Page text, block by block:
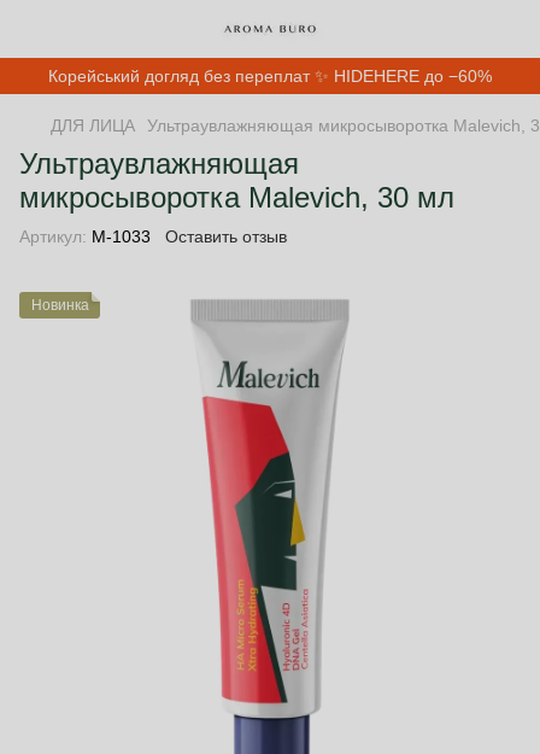
Корейський догляд без переплат ✨ HIDEHERE до −60%
ДЛЯ ЛИЦА Ультраувлажняющая микросыворотка Malevich,
Ультраувлажняющая
микросыворотка Malevich, 30 мл
Артикул: М-1033 Оставить отзыв
Новинка